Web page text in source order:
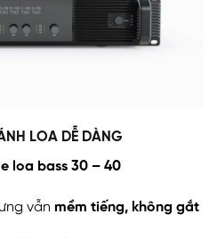
LOA DỄ DÀNG
loa bass 30 – 40
vẫn mềm tiếng, không gắt